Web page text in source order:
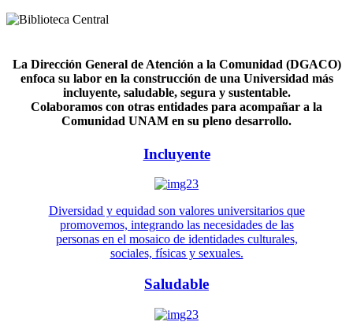
La Dirección General de Atención a la Comunidad (DGACO)
enfoca su labor en la construcción de una Universidad más
incluyente, saludable, segura y sustentable.
Colaboramos con otras entidades para acompañar a la
Comunidad UNAM en su pleno desarrollo.
Incluyente
Diversidad y equidad son valores universitarios que
promovemos, integrando las necesidades de las
personas en el mosaico de identidades culturales,
sociales, físicas y sexuales.
Saludable